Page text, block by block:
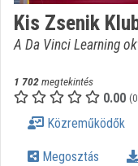
Kategóriák
Intézményi listák
Intézmények
Közreműködők
Kis Zsenik
A Da Vinci Learning
1 702megtekintés
0.00
Közreműködők
Megosztás